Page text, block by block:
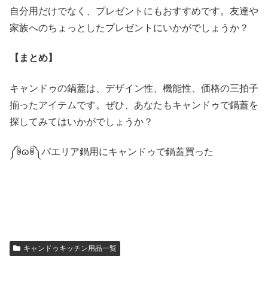
自分用だけでなく、プレゼントにもおすすめです。友達や
家族へのちょっとしたプレゼントにいかがでしょうか？
【まとめ】
キャンドゥの鍋蓋は、デザイン性、機能性、価格の三拍子
揃ったアイテムです。ぜひ、あなたもキャンドゥで鍋蓋を
探してみてはいかがでしょうか？
༼ꉺɷꉺ༽パエリア鍋用にキャンドゥで鍋蓋買った
キャンドゥキッチン用品一覧